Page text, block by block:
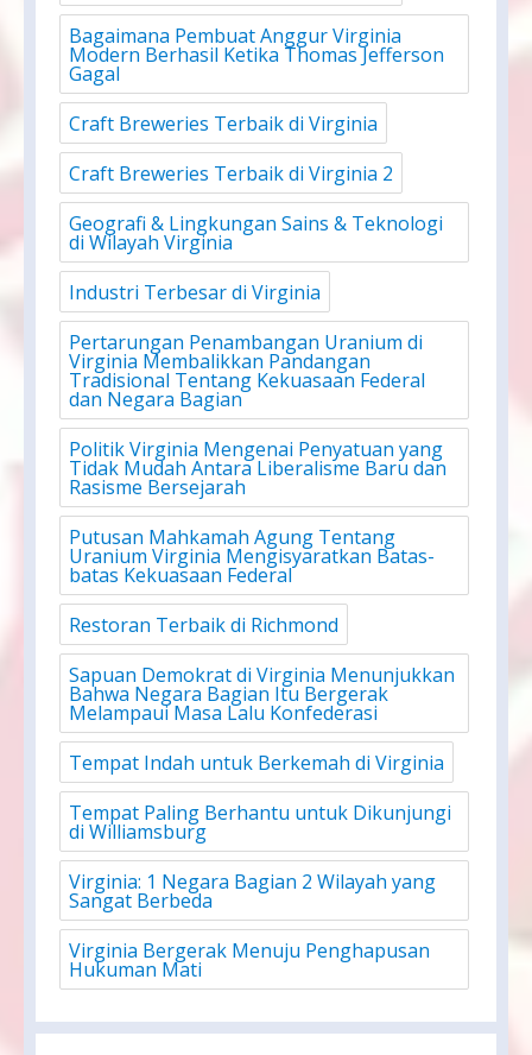
Bagaimana Pembuat Anggur Virginia
Modern Berhasil Ketika Thomas Jefferson
Gagal
Craft Breweries Terbaik di Virginia
Craft Breweries Terbaik di Virginia 2
Geografi & Lingkungan Sains & Teknologi
di Wilayah Virginia
Industri Terbesar di Virginia
Pertarungan Penambangan Uranium di
Virginia Membalikkan Pandangan
Tradisional Tentang Kekuasaan Federal
dan Negara Bagian
Politik Virginia Mengenai Penyatuan yang
Tidak Mudah Antara Liberalisme Baru dan
Rasisme Bersejarah
Putusan Mahkamah Agung Tentang
Uranium Virginia Mengisyaratkan Batas-
batas Kekuasaan Federal
Restoran Terbaik di Richmond
Sapuan Demokrat di Virginia Menunjukkan
Bahwa Negara Bagian Itu Bergerak
Melampaui Masa Lalu Konfederasi
Tempat Indah untuk Berkemah di Virginia
Tempat Paling Berhantu untuk Dikunjungi
di Williamsburg
Virginia: 1 Negara Bagian 2 Wilayah yang
Sangat Berbeda
Virginia Bergerak Menuju Penghapusan
Hukuman Mati